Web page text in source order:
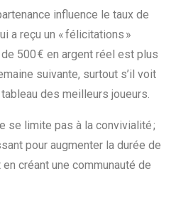
influence le taux de
a reçu un « félicitations »
500 € en argent réel est plus
suivante, surtout s’il voit
des meilleurs joueurs.
se limite pas à la convivialité ;
pour augmenter la durée de
créant une communauté de